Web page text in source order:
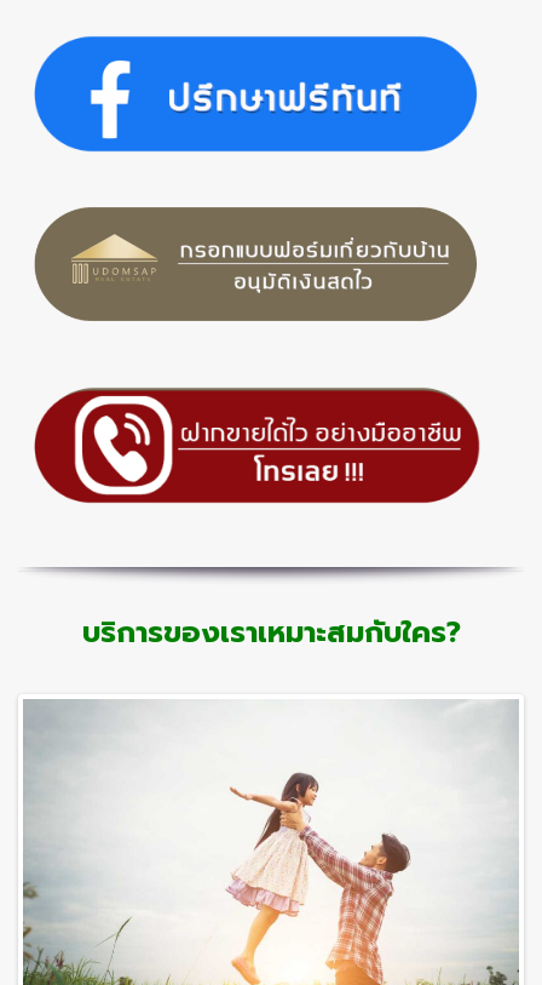
บริการของเราเหมาะสมกับใคร?